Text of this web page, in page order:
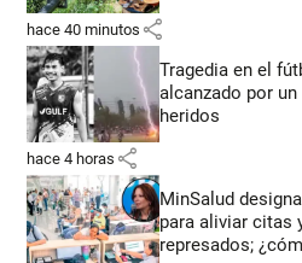
hace 40 minutos share
Tragedia en el
alcanzado por
heridos
hace 4 horas share
MinSalud
para aliviar citas
represados;